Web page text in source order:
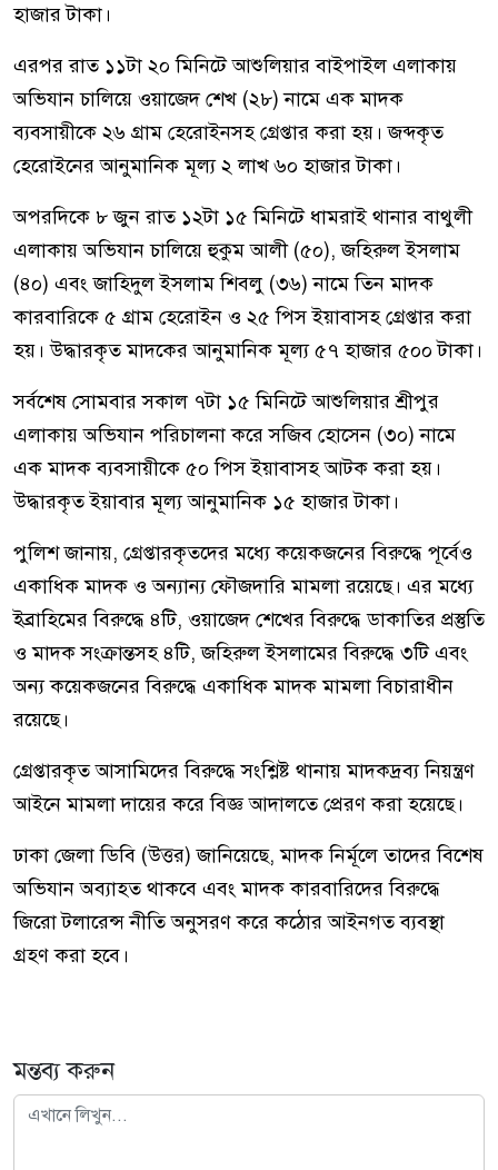
হাজার টাকা।
এরপর রাত ১১টা ২০ মিনিটে আশুলিয়ার বাইপাইল এলাকায়
অভিযান চালিয়ে ওয়াজেদ শেখ (২৮) নামে এক মাদক
ব্যবসায়ীকে ২৬ গ্রাম হেরোইনসহ গ্রেপ্তার করা হয়। জব্দকৃত
হেরোইনের আনুমানিক মূল্য ২ লাখ ৬০ হাজার টাকা।
অপরদিকে ৮ জুন রাত ১২টা ১৫ মিনিটে ধামরাই থানার বাথুলী
এলাকায় অভিযান চালিয়ে হুকুম আলী (৫০), জহিরুল ইসলাম
(৪০) এবং জাহিদুল ইসলাম শিবলু (৩৬) নামে তিন মাদক
কারবারিকে ৫ গ্রাম হেরোইন ও ২৫ পিস ইয়াবাসহ গ্রেপ্তার করা
হয়। উদ্ধারকৃত মাদকের আনুমানিক মূল্য ৫৭ হাজার ৫০০ টাকা।
সর্বশেষ সোমবার সকাল ৭টা ১৫ মিনিটে আশুলিয়ার শ্রীপুর
এলাকায় অভিযান পরিচালনা করে সজিব হোসেন (৩০) নামে
এক মাদক ব্যবসায়ীকে ৫০ পিস ইয়াবাসহ আটক করা হয়।
উদ্ধারকৃত ইয়াবার মূল্য আনুমানিক ১৫ হাজার টাকা।
পুলিশ জানায়, গ্রেপ্তারকৃতদের মধ্যে কয়েকজনের বিরুদ্ধে পূর্বেও
একাধিক মাদক ও অন্যান্য ফৌজদারি মামলা রয়েছে। এর মধ্যে
ইব্রাহিমের বিরুদ্ধে ৪টি, ওয়াজেদ শেখের বিরুদ্ধে ডাকাতির প্রস্তুতি
ও মাদক সংক্রান্তসহ ৪টি, জহিরুল ইসলামের বিরুদ্ধে ৩টি এবং
অন্য কয়েকজনের বিরুদ্ধে একাধিক মাদক মামলা বিচারাধীন
রয়েছে।
গ্রেপ্তারকৃত আসামিদের বিরুদ্ধে সংশ্লিষ্ট থানায় মাদকদ্রব্য নিয়ন্ত্রণ
আইনে মামলা দায়ের করে বিজ্ঞ আদালতে প্রেরণ করা হয়েছে।
ঢাকা জেলা ডিবি (উত্তর) জানিয়েছে, মাদক নির্মূলে তাদের বিশেষ
অভিযান অব্যাহত থাকবে এবং মাদক কারবারিদের বিরুদ্ধে
জিরো টলারেন্স নীতি অনুসরণ করে কঠোর আইনগত ব্যবস্থা
গ্রহণ করা হবে।
মন্তব্য করুন